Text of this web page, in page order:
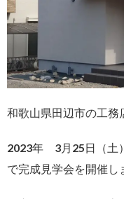
和歌山県田辺市の工務
2023年 3月25日（土
で完成見学会を開催し